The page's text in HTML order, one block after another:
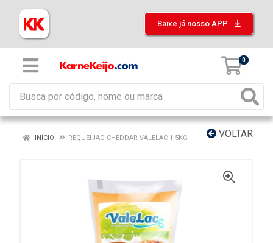
Baixe já nosso APP
0
VOLTAR
INÍCIO REQUEIJAO CHEDDAR VALELAC 1,5KG